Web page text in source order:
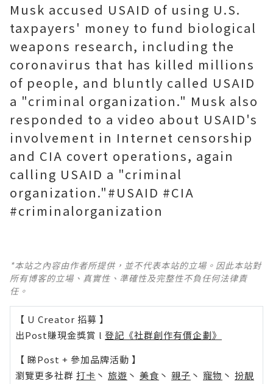
Musk accused USAID of using U.S.
taxpayers' money to fund biological
weapons research, including the
coronavirus that has killed millions
of people, and bluntly called USAID
a "criminal organization." Musk also
responded to a video about USAID's
involvement in Internet censorship
and CIA covert operations, again
calling USAID a "criminal
organization."#USAID #CIA
#criminalorganization
*本站之內容由作者所提供，並不代表本站的立場。因此本站對
所有博客的立場、真實性、準確性及完整性不負任何法律責
任。
【 U Creator 招募 】
出Post賺現金獎賞 l 登記《社群創作有價企劃》
【 睇Post + 參加品牌活動 】
瀏覽更多社群 打卡 丶 旅遊 丶 美食 丶 親子 丶 寵物 丶 扮靚